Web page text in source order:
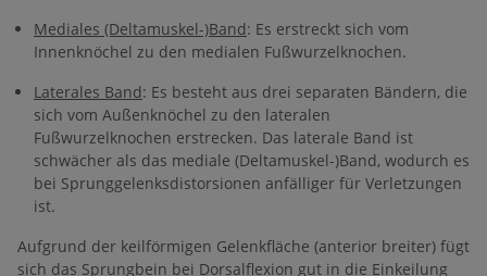
Mediales (Deltamuskel-)Band: Es erstreckt sich vom
Innenknöchel zu den medialen Fußwurzelknochen.
Laterales Band: Es besteht aus drei separaten Bändern, die
sich vom Außenknöchel zu den lateralen
Fußwurzelknochen erstrecken. Das laterale Band ist
schwächer als das mediale (Deltamuskel-)Band, wodurch es
bei Sprunggelenksdistorsionen anfälliger für Verletzungen
ist.
Aufgrund der keilförmigen Gelenkfläche (anterior breiter) fügt
sich das Sprungbein bei Dorsalflexion gut in die Einkeilung